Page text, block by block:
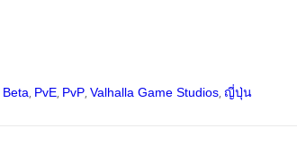
, PvE, PvP, Valhalla Game Studios, ญี่ปุ่น